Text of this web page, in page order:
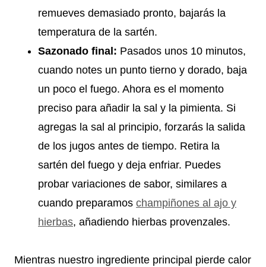
remueves demasiado pronto, bajarás la
temperatura de la sartén.
Sazonado final: Pasados unos 10 minutos,
cuando notes un punto tierno y dorado, baja
un poco el fuego. Ahora es el momento
preciso para añadir la sal y la pimienta. Si
agregas la sal al principio, forzarás la salida
de los jugos antes de tiempo. Retira la
sartén del fuego y deja enfriar. Puedes
probar variaciones de sabor, similares a
cuando preparamos champiñones al ajo y
hierbas, añadiendo hierbas provenzales.
Mientras nuestro ingrediente principal pierde calor